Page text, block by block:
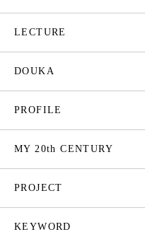
LECTURE
DOUKA
PROFILE
MY 20th CENTURY
PROJECT
KEYWORD